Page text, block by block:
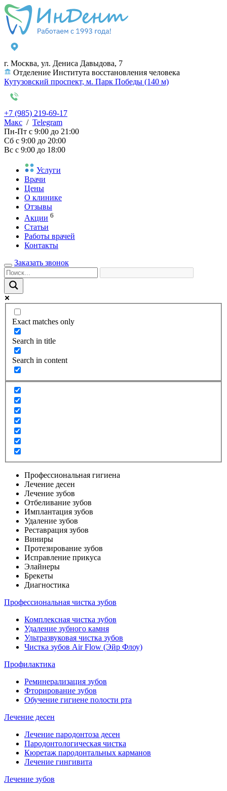
г. Москва, ул. Дениса Давыдова, 7
Отделение Института восстановления человека
Кутузовский проспект, м. Парк Победы (140 м)
+7 (985) 219-69-17
Макс / Telegram
Пн-Пт с 9:00 до 21:00
Сб с 9:00 до 20:00
Вс с 9:00 до 18:00
Услуги
Врачи
Цены
О клинике
Отзывы
Акции 6
Статьи
Работы врачей
Контакты
Заказать звонок
Exact matches only
Search in title
Search in content
Профессиональная гигиена
Лечение десен
Лечение зубов
Отбеливание зубов
Имплантация зубов
Удаление зубов
Реставрация зубов
Виниры
Протезирование зубов
Исправление прикуса
Элайнеры
Брекеты
Диагностика
Профессиональная чистка зубов
Комплексная чистка зубов
Удаление зубного камня
Ультразвуковая чистка зубов
Чистка зубов Air Flow (Эйр Флоу)
Профилактика
Реминерализация зубов
Фторирование зубов
Обучение гигиене полости рта
Лечение десен
Лечение пародонтоза десен
Пародонтологическая чистка
Кюретаж пародонтальных карманов
Лечение гингивита
Лечение зубов